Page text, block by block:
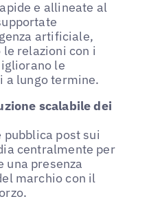
e allineate al
artificiale,
relazioni con i
le
a lungo termine.
scalabile dei
pubblica post sui
centralmente per
una presenza
marchio con il